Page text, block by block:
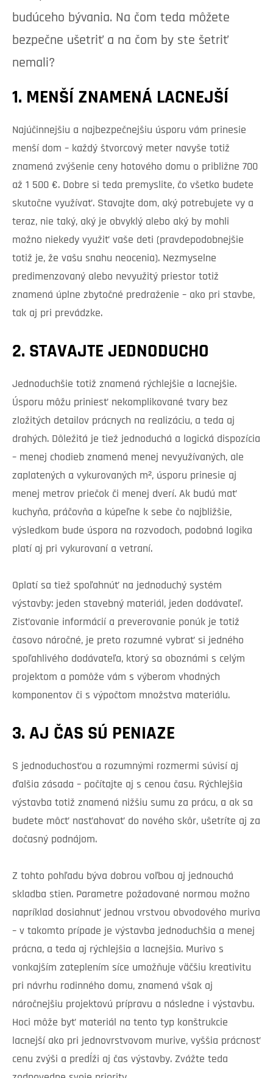
budúceho bývania. Na čom teda môžete
bezpečne ušetriť a na čom by ste šetriť
nemali?
1. MENŠÍ ZNAMENÁ LACNEJŠÍ
Najúčinnejšiu a najbezpečnejšiu úsporu vám prinesie
menší dom – každý štvorcový meter navyše totiž
znamená zvýšenie ceny hotového domu o približne 700
až 1 500 €. Dobre si teda premyslite, čo všetko budete
skutočne využívať. Stavajte dom, aký potrebujete vy a
teraz, nie taký, aký je obvyklý alebo aký by mohli
možno niekedy využiť vaše deti (pravdepodobnejšie
totiž je, že vašu snahu neocenia). Nezmyselne
predimenzovaný alebo nevyužitý priestor totiž
znamená úplne zbytočné predraženie – ako pri stavbe,
tak aj pri prevádzke.
2. STAVAJTE JEDNODUCHO
Jednoduchšie totiž znamená rýchlejšie a lacnejšie.
Úsporu môžu priniesť nekomplikované tvary bez
zložitých detailov prácnych na realizáciu, a teda aj
drahých. Dôležitá je tiež jednoduchá a logická dispozícia
– menej chodieb znamená menej nevyužívaných, ale
zaplatených a vykurovaných m², úsporu prinesie aj
menej metrov priečok či menej dverí. Ak budú mať
kuchyňa, práčovňa a kúpeľne k sebe čo najbližšie,
výsledkom bude úspora na rozvodoch, podobná logika
platí aj pri vykurovaní a vetraní.
Oplatí sa tiež spoľahnúť na jednoduchý systém
výstavby: jeden stavebný materiál, jeden dodávateľ.
Zisťovanie informácií a preverovanie ponúk je totiž
časovo náročné, je preto rozumné vybrať si jedného
spoľahlivého dodávateľa, ktorý sa oboznámi s celým
projektom a pomôže vám s výberom vhodných
komponentov či s výpočtom množstva materiálu.
3. AJ ČAS SÚ PENIAZE
S jednoduchosťou a rozumnými rozmermi súvisí aj
ďalšia zásada – počítajte aj s cenou času. Rýchlejšia
výstavba totiž znamená nižšiu sumu za prácu, a ak sa
budete môcť nasťahovať do nového skôr, ušetríte aj za
dočasný podnájom.
Z tohto pohľadu býva dobrou voľbou aj jednouchá
skladba stien. Parametre požadované normou možno
napríklad dosiahnuť jednou vrstvou obvodového muriva
– v takomto prípade je výstavba jednoduchšia a menej
prácna, a teda aj rýchlejšia a lacnejšia. Murivo s
vonkajším zateplením síce umožňuje väčšiu kreativitu
pri návrhu rodinného domu, znamená však aj
náročnejšiu projektovú prípravu a následne i výstavbu.
Hoci môže byť materiál na tento typ konštrukcie
lacnejší ako pri jednovrstvovom murive, vyššia prácnosť
cenu zvýši a predĺži aj čas výstavby. Zvážte teda